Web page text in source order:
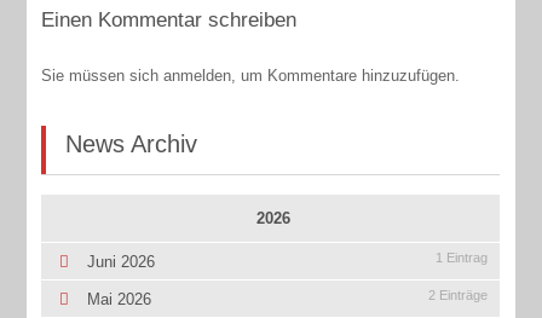
Einen Kommentar schreiben
Sie müssen sich anmelden, um Kommentare hinzuzufügen.
News Archiv
2026
Juni 2026 1 Eintrag
Mai 2026 2 Einträge